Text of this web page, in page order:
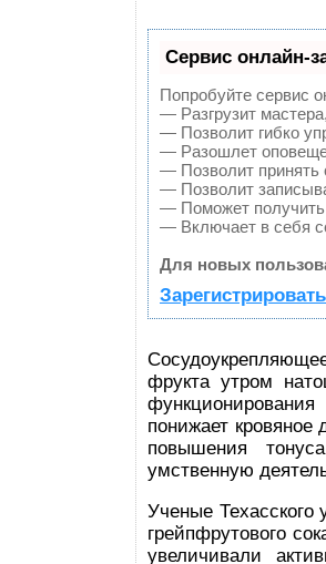
Сервис онлайн-
Попробуйте сервис
— Разгрузит
— Позволит гибко
— Разошлет
— Позволит принять
— Позволит
— Поможет получить
— Включает в себя
Для новых
фрукта утром
понижает
повышения
умственную
Ученые Техасского
грейпфрутового
увеличивали